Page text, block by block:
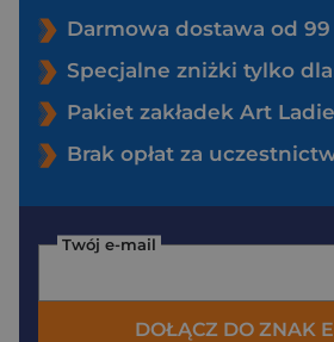
Darmowa dostawa od 99
Specjalne zniżki tylko
Pakiet zakładek Art
Brak opłat za
Twój e-mail
DOŁĄCZ DO ZNAK